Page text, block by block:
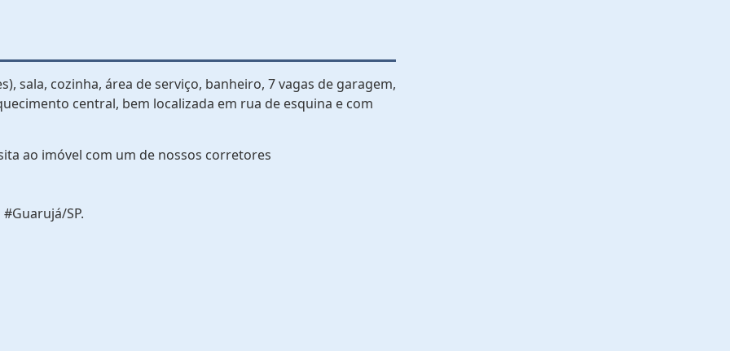
sala, cozinha, área de serviço, banheiro, 7 vagas de garagem,
central, bem localizada em rua de esquina e com
ao imóvel com um de nossos corretores
SP.